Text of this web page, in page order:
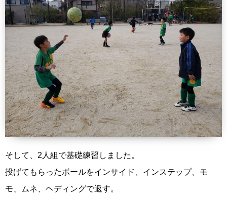
そして、2人組で基礎練習しました。
投げてもらったボールをインサイド、インステップ、モ
モ、ムネ、ヘディングで返す。